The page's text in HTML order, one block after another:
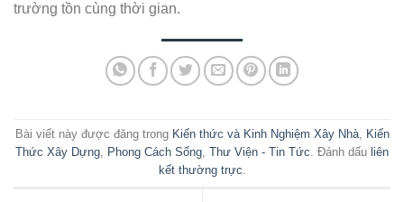
trường tồn cùng thời gian.
Bài viết này được đăng trong Kiến thức và Kinh Nghiệm Xây Nhà, Kiến
Thức Xây Dựng, Phong Cách Sống, Thư Viện - Tin Tức. Đánh dấu liên
kết thường trực.